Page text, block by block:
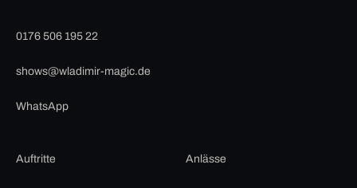
0176 506 195 22
shows@wladimir-magic.de
WhatsApp
Auftritte Anlässe